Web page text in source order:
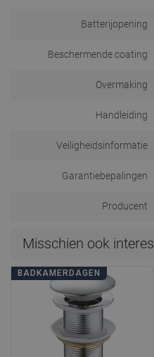
Batterijopening
Beschermende coating
Overmaking
Handleiding
Veiligheidsinformatie
Garantiebepalingen
Producent
Misschien ook
BADKAMERDAGEN